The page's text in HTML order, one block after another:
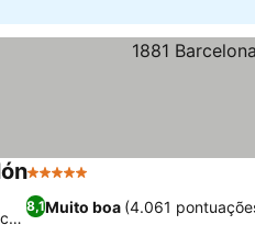
5 Estrelas
8,1Muito boa (4.061